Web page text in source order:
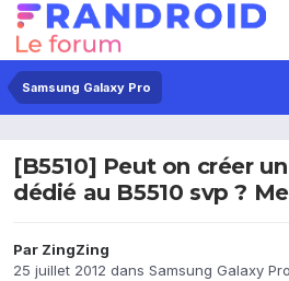
Samsung Galaxy Pro
[B5510] Peut on créer
dédié au B5510 svp ?
Par ZingZing
25 juillet 2012 dans Samsung Galaxy Pro